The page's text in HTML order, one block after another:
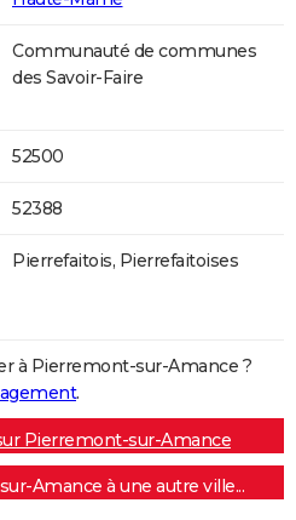
Communauté de communes
des Savoir-Faire
52500
52388
Pierrefaitois, Pierrefaitoises
à Pierremont-sur-Amance ?
.
Pierremont-sur-Amance
Amance à une autre ville...